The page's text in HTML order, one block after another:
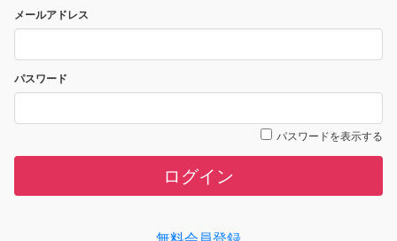
メールアドレス
パスワード
パスワードを表示する
ログイン